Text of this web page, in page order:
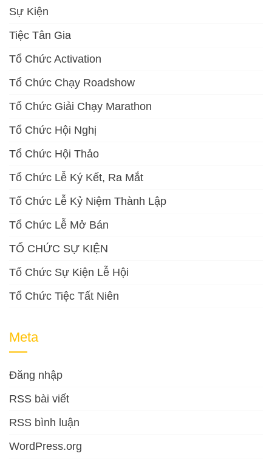
Sự Kiện
Tiệc Tân Gia
Tổ Chức Activation
Tổ Chức Chạy Roadshow
Tổ Chức Giải Chạy Marathon
Tổ Chức Hội Nghị
Tổ Chức Hội Thảo
Tổ Chức Lễ Ký Kết, Ra Mắt
Tổ Chức Lễ Kỷ Niệm Thành Lập
Tổ Chức Lễ Mở Bán
TỔ CHỨC SỰ KIỆN
Tổ Chức Sự Kiện Lễ Hội
Tổ Chức Tiệc Tất Niên
Meta
Đăng nhập
RSS bài viết
RSS bình luận
WordPress.org